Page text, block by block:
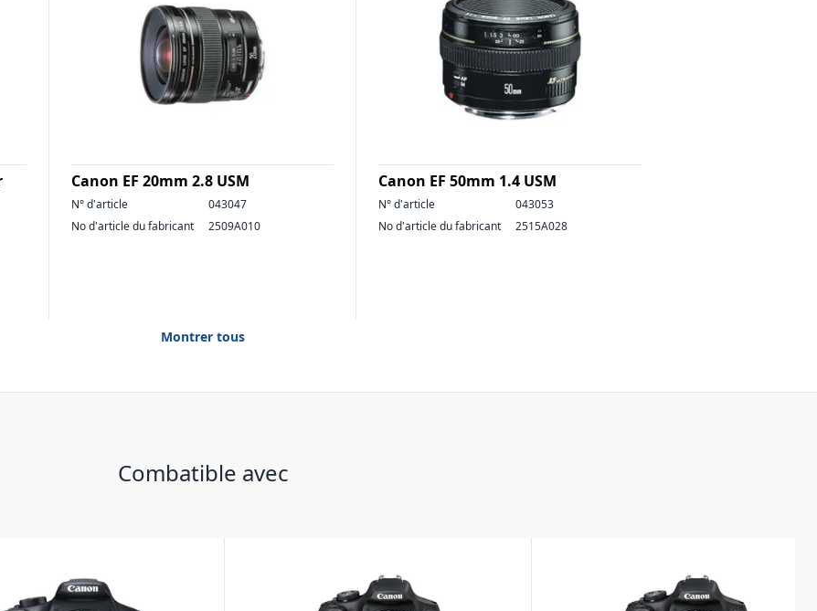
Canon EF 20mm 2.8 USM
N° d'article
043047
No d'article du fabricant
2509A010
Canon EF 50mm 1.4 USM
N° d'article
043053
No d'article du fabricant
2515A028
Montrer tous
Combatible avec